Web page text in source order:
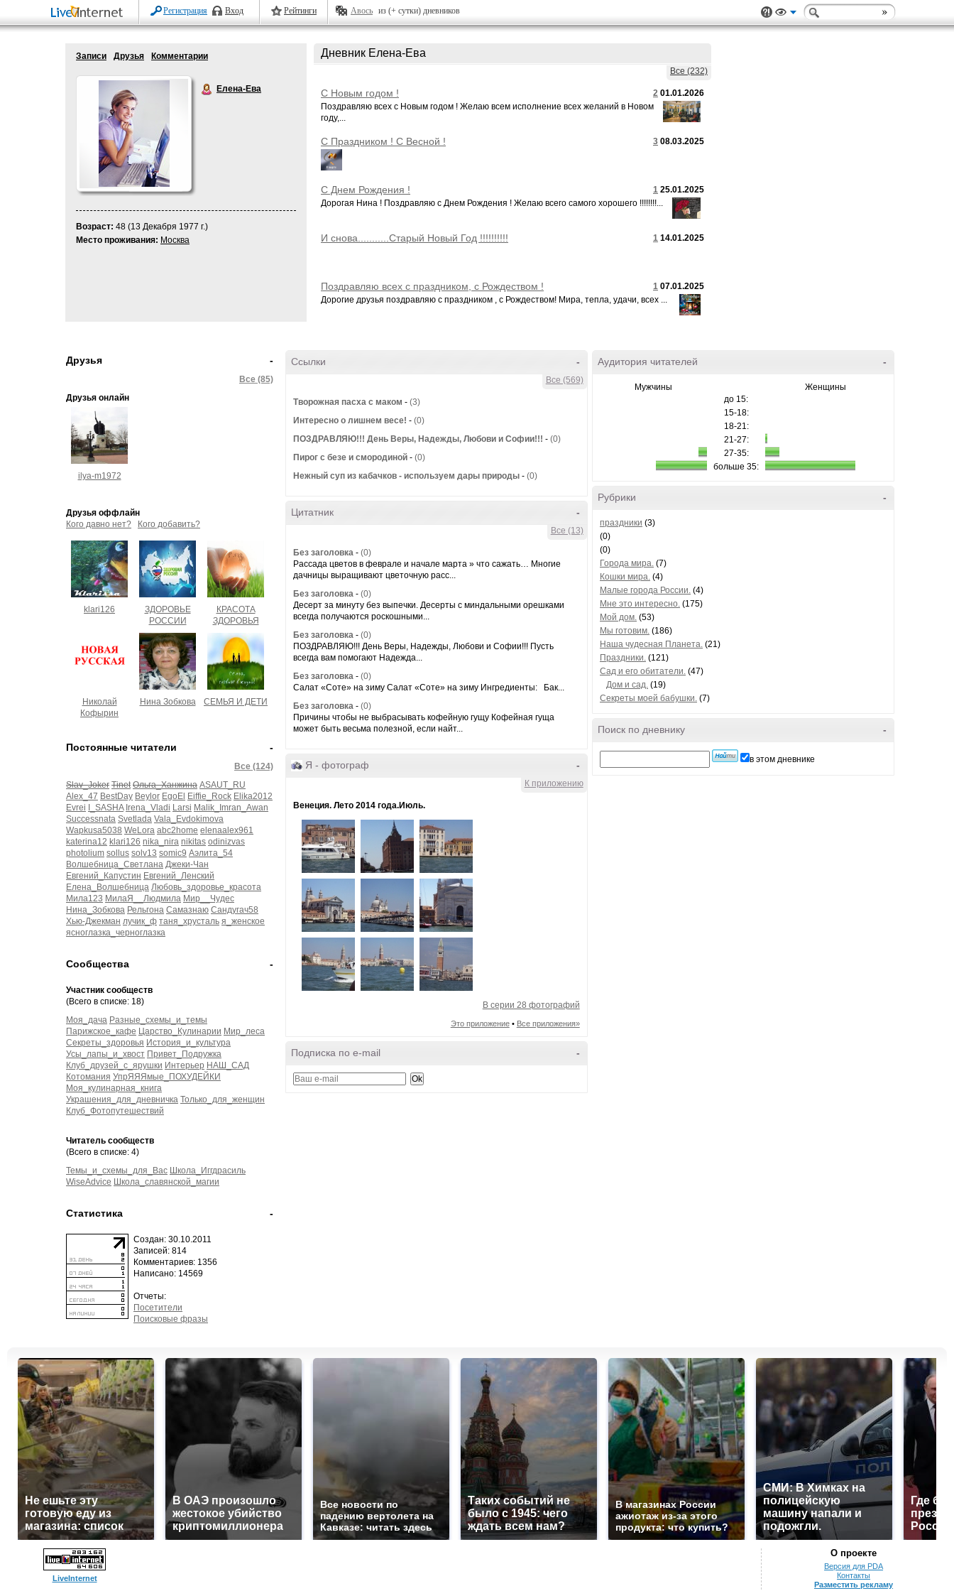
Регистрация Вход Рейтинги Авось из (+ сутки) дневников
Записи Друзья Комментарии
Елена-Ева
Возраст: 48 (13 Декабря 1977 г.)
Место проживания: Москва
Дневник Елена-Ева
Все (232)
2 01.01.2026
С Новым годом !
Поздравляю всех с Новым годом ! Желаю всем исполнение всех желаний в Новом
году,...
3 08.03.2025
С Праздником ! С Весной !
1 25.01.2025
С Днем Рождения !
Дорогая Нина ! Поздравляю с Днем Рождения ! Желаю всего самого хорошего !!!!!!!!...
1 14.01.2025
И снова...........Старый Новый Год !!!!!!!!!!
1 07.01.2025
Поздравляю всех с праздником, с Рождеством !
Дорогие друзья поздравляю с праздником , с Рождеством! Мира, тепла, удачи, всех ...
-
Друзья
Все (85)
Друзья онлайн
ilya-m1972
Друзья оффлайн
Кого давно нет?
Кого добавить?
klari126
ЗДОРОВЬЕ
РОССИИ
КРАСОТА
ЗДОРОВЬЯ
Николай
Кофырин
Нина Зобкова СЕМЬЯ И ДЕТИ
-
Постоянные читатели
Все (124)
Slav_Joker Tinet Ольга_Ханжина ASAUT_RU
Alex_47 BestDay Beylor EgoEl Eiffie_Rock Elika2012
Evrei
I_SASHA Irena_Vladi Larsi Malik_Imran_Awan
Successnata Svetlada Vala_Evdokimova
Wapkusa5038 WeLora abc2home elenaalex961
katerina12 klari126 nika_nira nikitas odinizvas
photolium sollus solv13 somic9 Аэлита_54
Волшебница_Светлана Джеки-Чан
Евгений_Капустин Евгений_Ленский
Елена_Волшебница Любовь_здоровье_красота
Мила123 МилаЯ__Людмила Мир__Чудес
Нина_Зобкова Рельгона Самазнаю Сандугач58
Хью-Джекман лучик_ф таня_хрусталь я_женское
ясноглазка_черноглазка
-
Сообщества
Участник сообществ
(Всего в списке: 18)
Моя_дача Разные_схемы_и_темы
Парижское_кафе Царство_Кулинарии Мир_леса
Секреты_здоровья История_и_культура
Усы_лапы_и_хвост Привет_Подружка
Клуб_друзей_с_ярушки Интерьер НАШ_САД
Котомания УпрЯЯЯмые_ПОХУДЕЙКИ
Моя_кулинарная_книга
Украшения_для_дневничка Только_для_женщин
Клуб_Фотопутешествий
Читатель сообществ
(Всего в списке: 4)
Темы_и_схемы_для_Вас Школа_Иггдрасиль
WiseAdvice Школа_славянской_магии
-
Статистика
Создан: 30.10.2011
Записей: 814
Комментариев: 1356
Написано: 14569
Отчеты:
Посетители
Поисковые фразы
-
Ссылки
Все (569)
Творожная пасха с маком - (3)
Интересно о лишнем весе! - (0)
ПОЗДРАВЛЯЮ!!! День Веры, Надежды, Любови и Софии!!! - (0)
Пирог с безе и смородиной - (0)
Нежный суп из кабачков - используем дары природы - (0)
-
Цитатник
Все (13)
Без заголовка - (0)
Рассада цветов в феврале и начале марта » что сажать… Многие
дачницы выращивают цветочную расс...
Без заголовка - (0)
Десерт за минуту без выпечки. Десерты с миндальными орешками
всегда получаются роскошными...
Без заголовка - (0)
ПОЗДРАВЛЯЮ!!! День Веры, Надежды, Любови и Софии!!! Пусть
всегда вам помогают Надежда...
Без заголовка - (0)
Салат «Соте» на зиму Салат «Соте» на зиму Ингредиенты: Бак...
Без заголовка - (0)
Причины чтобы не выбрасывать кофейную гущу Кофейная гуща
может быть весьма полезной, если найт...
-
Я - фотограф
К приложению
Венеция. Лето 2014 года.Июль.
В серии 28 фотографий
Это приложение• Все приложения»
-
Подписка по e-mail
-
Аудитория читателей
Мужчины
Женщины
до 15:
15-18:
18-21:
21-27:
27-35:
больше 35:
-
Рубрики
праздники (3)
(0)
(0)
Города мира. (7)
Кошки мира. (4)
Малые города России. (4)
Мне это интересно. (175)
Мой дом. (53)
Мы готовим. (186)
Наша чудесная Планета. (21)
Праздники. (121)
Сад и его обитатели. (47)
Дом и сад. (19)
Секреты моей бабушки. (7)
-
Поиск по дневнику
в этом дневнике
Не ешьте эту
готовую еду из
магазина: список
В ОАЭ произошло
жестокое убийство
криптомиллионера
Все новости по
падению вертолета на
Кавказе: читать здесь
Таких событий не
было с 1945: чего
ждать всем нам?
В магазинах России
ажиотаж из-за этого
продукта: что купить?
СМИ: В Химках на
полицейскую
машину напали и
подожгли.
Где
LiveInternet
О проекте
Версия для PDA
Контакты
Разместить рекламу